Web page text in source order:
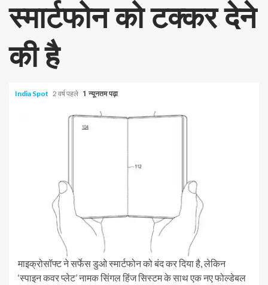
स्मार्टफोन को टक्कर देने
की है
India Spot 2 वर्ष पहले 1 न्यूनतम पढ़ा
माइक्रोसॉफ्ट ने सर्फेस डुओ स्मार्टफोन को बंद कर दिया है, लेकिन
‘स्पाइन कवर प्लेट’ नामक सिंगल हिंज सिस्टम के साथ एक नए फोल्डेबल